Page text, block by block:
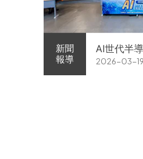
新聞
報導
AI世代半
家企業前
2026-03-19